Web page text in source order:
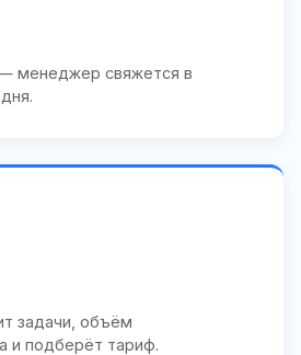
менеджер свяжется в
задачи, объём
и подберёт тариф.